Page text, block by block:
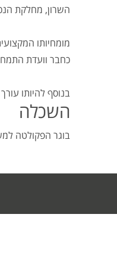
השרון, מחלקת
מומחיותו
כחבר וועדת
בנוסף להיותו
השכלה
בוגר הפקולטה